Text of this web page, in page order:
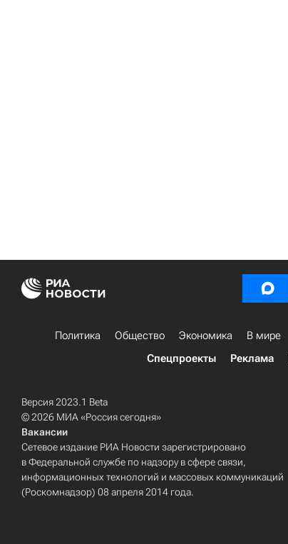
Политика Общество Экономика В мире
Спецпроекты
Реклама
Версия 2023.1 Beta
© 2026 МИА «Россия сегодня»
Вакансии
Сетевое издание РИА Новости зарегистрировано
в Федеральной службе по надзору в сфере связи,
информационных технологий и массовых коммуникаций
(Роскомнадзор) 08 апреля 2014 года.